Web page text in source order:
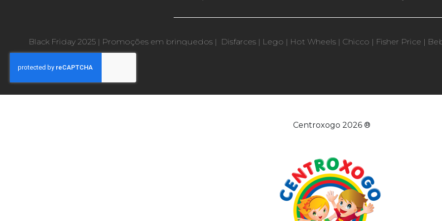
Black Friday 2025 | Promoções em brinquedos | Disfarces | Lego | Hot Wheels | Chicco | Fisher Price |
Centroxogo 2026 ®